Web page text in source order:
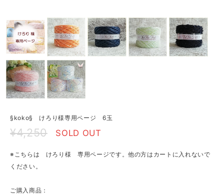
§koko§ けろり様専用ページ 6玉
¥4,250 SOLD OUT
※こちらは けろり様 専用ページです。他の方はカートに入れないで
ください。
ご購入商品：